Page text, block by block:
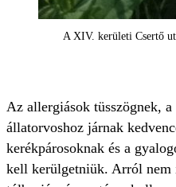
A XIV. kerületi Csertő
Az allergiások tüsszögnek,
állatorvoshoz járnak
kerékpárosoknak és a
kell kerülgetniük. Arról nem